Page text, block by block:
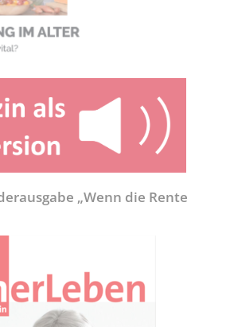
„Wenn die Rente